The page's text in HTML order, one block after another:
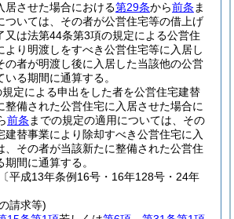
居させた場合における第29条から前条 ま
ついては、その者が公営住宅等の借上げ
又は法第44条第3項の規定による公営住
より明渡しをすべき公営住宅等に入居し
の者が明渡し後に入居した当該他の公営
る期間に通算する。
規定による申出をした者を公営住宅建替
整備された公営住宅に入居させた場合に
前条 までの規定の適用については、その
建替事業により除却すべき公営住宅に入
、その者が当該新たに整備された公営住
間に通算する。
平成13年条例16号・16年128号・24年
請求等)